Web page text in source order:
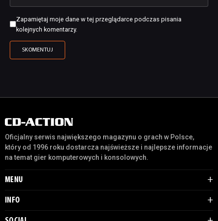
Zapamiętaj moje dane w tej przeglądarce podczas pisania
kolejnych komentarzy.
Oficjalny serwis największego magazynu o grach w Polsce,
który od 1996 roku dostarcza najświeższe i najlepsze informacje
na temat gier komputerowych i konsolowych.
MENU
INFO